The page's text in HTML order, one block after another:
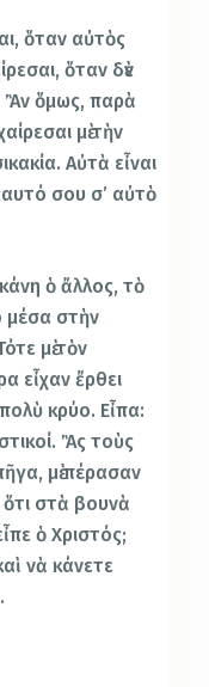
ὅταν αὐτὸς
ὅταν δὲν
Ἂν ὅμως, παρὰ
μὲ τὴν
Αὐτὰ εἶναι
σου σ’ αὐτὸ
ὁ ἄλλος, τὸ
μέσα στὴν
μὲ τὸν
εἶχαν ἔρθει
κρύο. Εἶπα:
Ἂς τοὺς
μὲ πέρασαν
στὰ βουνὰ
ὁ Χριστός;
νὰ κάνετε